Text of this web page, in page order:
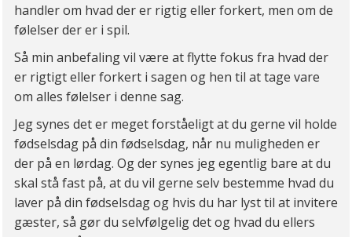
handler om hvad der er rigtig eller forkert, men om de
følelser der er i spil.
Så min anbefaling vil være at flytte fokus fra hvad der
er rigtigt eller forkert i sagen og hen til at tage vare
om alles følelser i denne sag.
Jeg synes det er meget forståeligt at du gerne vil holde
fødselsdag på din fødselsdag, når nu muligheden er
der på en lørdag. Og der synes jeg egentlig bare at du
skal stå fast på, at du vil gerne selv bestemme hvad du
laver på din fødselsdag og hvis du har lyst til at invitere
gæster, så gør du selvfølgelig det og hvad du ellers